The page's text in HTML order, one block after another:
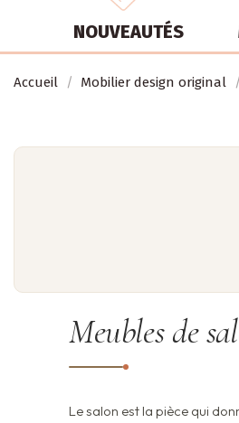
NOUVEAUTÉS
Accueil Mobilier design original
Meubles de
Le salon est la pièce qui